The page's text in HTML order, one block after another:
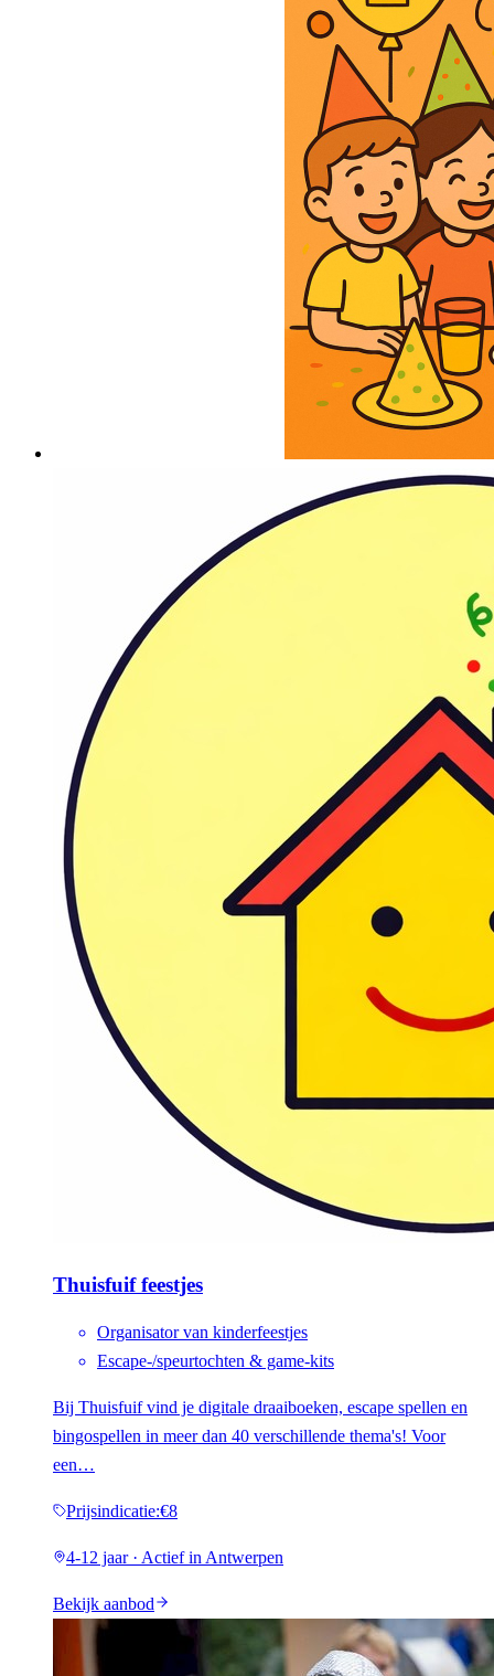
Thuisfuif feestjes
Organisator van kinderfeestjes
Escape-/speurtochten & game-kits
Bij Thuisfuif vind je digitale draaiboeken, escape spellen en
bingospellen in meer dan 40 verschillende thema's! Voor
een…
Prijsindicatie:€8
4-12 jaar · Actief in Antwerpen
Bekijk aanbod